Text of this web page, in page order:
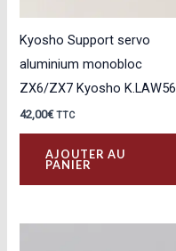
Kyosho Support servo
aluminium monobloc
ZX6/ZX7 Kyosho K.LAW56
42,00€ TTC
AJOUTER AU
PANIER